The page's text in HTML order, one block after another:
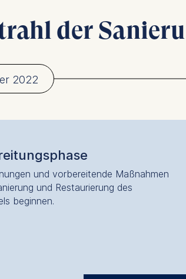
der
2022
und vorbereitende Maßnahmen
und Restaurierung des
beginnen.